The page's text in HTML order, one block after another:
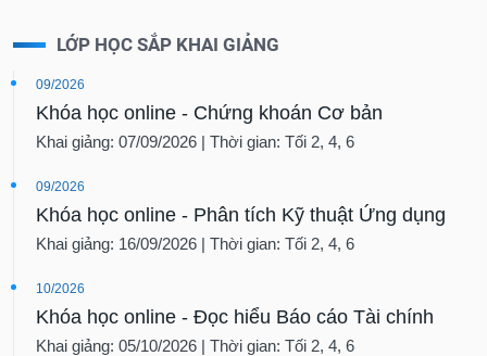
LỚP HỌC SẮP KHAI GIẢNG
09/2026
Khóa học online - Chứng khoán Cơ bản
Khai giảng: 07/09/2026 | Thời gian: Tối 2, 4, 6
09/2026
Khóa học online - Phân tích Kỹ thuật Ứng dụng
Khai giảng: 16/09/2026 | Thời gian: Tối 2, 4, 6
10/2026
Khóa học online - Đọc hiểu Báo cáo Tài chính
Khai giảng: 05/10/2026 | Thời gian: Tối 2, 4, 6
liệu
chính